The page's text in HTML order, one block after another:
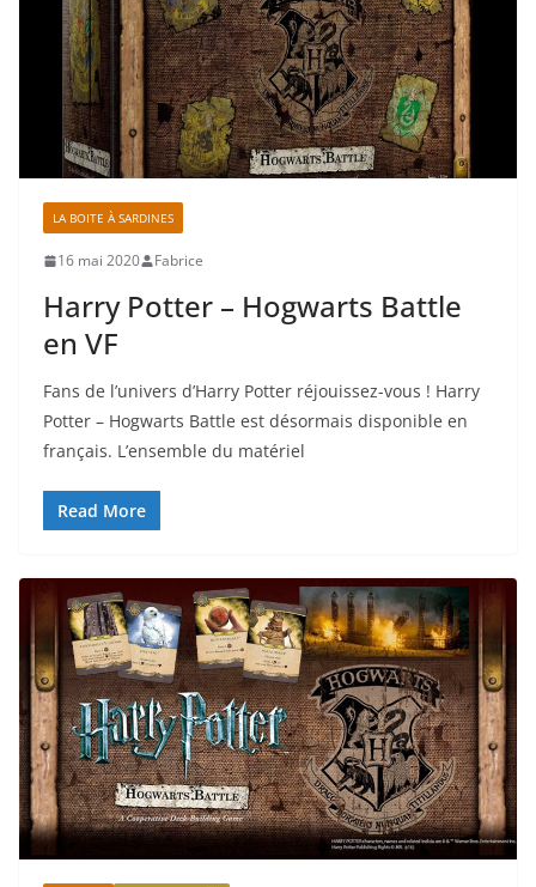
LA BOITE À SARDINES
16 mai 2020 Fabrice
Harry Potter – Hogwarts Battle
en VF
Fans de l’univers d’Harry Potter réjouissez-vous ! Harry
Potter – Hogwarts Battle est désormais disponible en
français. L’ensemble du matériel
Read More